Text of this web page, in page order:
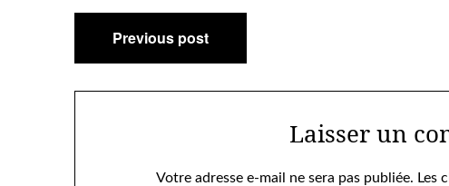
Navigation
de
l’article
Previous post
Laisser un
Votre adresse e-mail ne sera pas publiée. Les